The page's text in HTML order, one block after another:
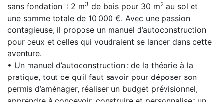
sans fondation : 2 m3 de bois pour 30 m2 au sol et
une somme totale de 10 000 €. Avec une passion
contagieuse, il propose un manuel d’autoconstruction
pour ceux et celles qui voudraient se lancer dans cette
aventure.
• Un manuel d’autoconstruction : de la théorie à la
pratique, tout ce qu’il faut savoir pour déposer son
permis d’aménager, réaliser un budget prévisionnel,